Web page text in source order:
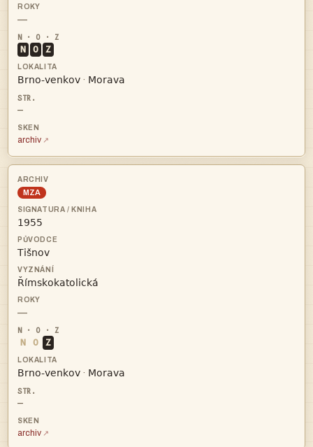
—
N O Z
 · 
—
archiv
MZA



—
N O Z
 · 
—
archiv